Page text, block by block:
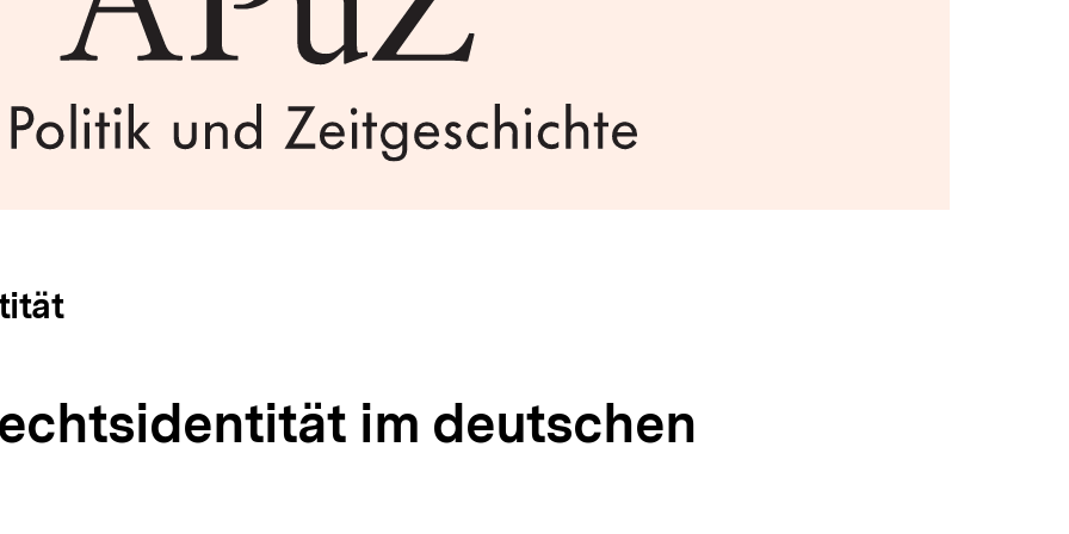
im deutschen